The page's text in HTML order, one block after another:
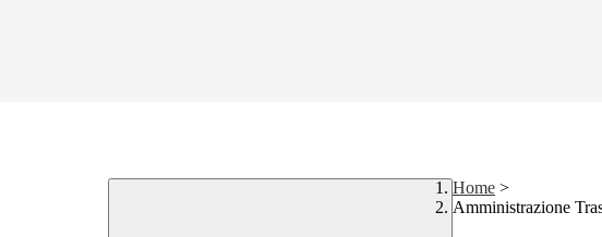
Home >
Amministrazione